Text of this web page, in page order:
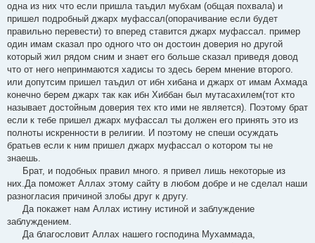
одна из них что если пришла таъдил мубхам (общая похвала) и
пришел подробный джарх муфассал(опорачивание если будет
правильно перевести) то вперед ставится джарх муфассал. пример
один имам сказал про одного что он достоин доверия но другой
который жил рядом сним и знает его больше сказал приведя довод
что от него непринмаются хадисы то здесь берем мнение второго.
или допутсим пришел таъдил от ибн хибана и джарх от имам Ахмада
конечно берем джарх так как ибн Хиббан был мутасахилем(тот кто
называет достойным доверия тех кто ими не является). Поэтому брат
если к тебе пришел джарх муфассал ты должен его принять это из
полноты искренности в религии. И поэтому не спеши осуждать
братьев если к ним пришел джарх муфассал о котором ты не
знаешь.
Брат, и подобных правил много. я привел лишь некоторые из
них.Да поможет Аллах этому сайту в любом добре и не сделал наши
разногласия причиной злобы друг к другу.
Да покажет нам Аллах истину истиной и заблуждение
заблуждением.
Да благословит Аллах нашего господина Мухаммада,